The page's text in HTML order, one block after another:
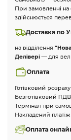
При замовленні на
здійснюється
Доставка по
на відділення
Делівері — для
Оплата
Готівковий
Безготівковий ПДВ
Термінал при
Накладений платіж
Оплата